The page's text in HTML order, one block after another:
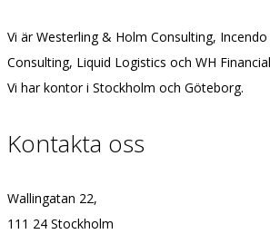
Vi är Westerling & Holm Consulting,
Consulting, Liquid Logistics och WH
Vi har kontor i Stockholm och Göteborg.
Kontakta oss
Wallingatan 22,
111 24 Stockholm